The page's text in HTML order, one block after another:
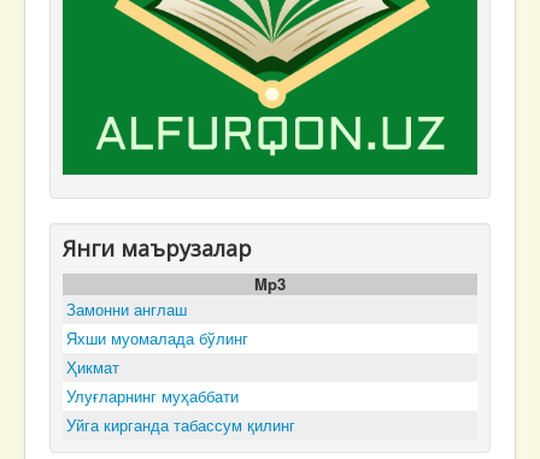
Янги маърузалар
Mp3
Замонни англаш
Яхши муомалада бўлинг
Ҳикмат
Улуғларнинг муҳаббати
Уйга кирганда табассум қилинг